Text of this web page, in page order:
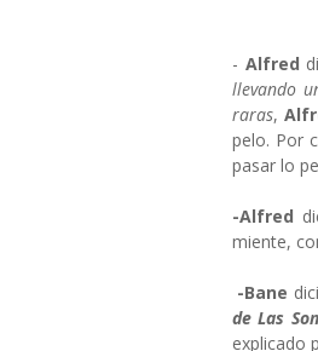
- Alfred
llevando
raras,
pelo. Por
pasar lo
-Alfred
miente,
-Bane
de Las
explicado